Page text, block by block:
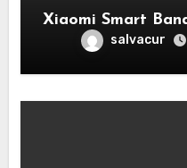
Xiaomi Smart
salvacur